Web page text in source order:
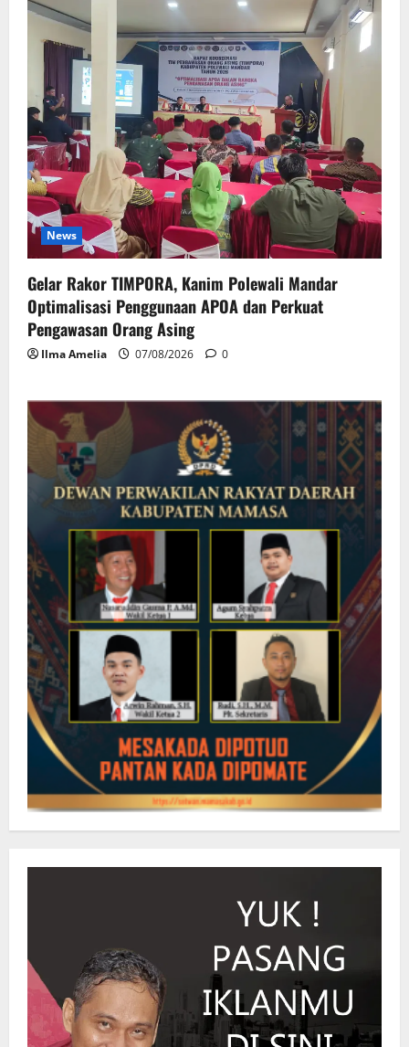
News
Gelar Rakor TIMPORA, Kanim Polewali Mandar
Optimalisasi Penggunaan APOA dan Perkuat
Pengawasan Orang Asing
Ilma Amelia 07/08/2026 0